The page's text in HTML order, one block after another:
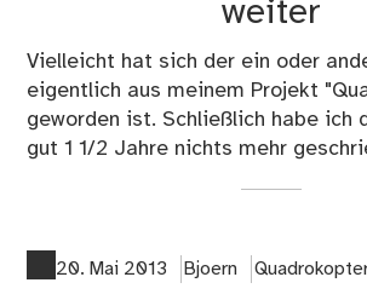
weiter
Vielleicht hat sich der ein oder
eigentlich aus meinem Projekt
geworden ist. Schließlich habe ich
gut 1 1/2 Jahre nichts mehr
20. Mai 2013 Bjoern